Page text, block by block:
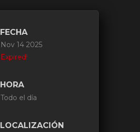
FECHA
Nov 14 2025
Expired!
HORA
Todo el día
LOCALIZACIÓN